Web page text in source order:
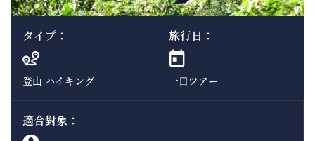
タイプ：
登山 ハイキング
旅行日：
一日ツアー
適合對象：